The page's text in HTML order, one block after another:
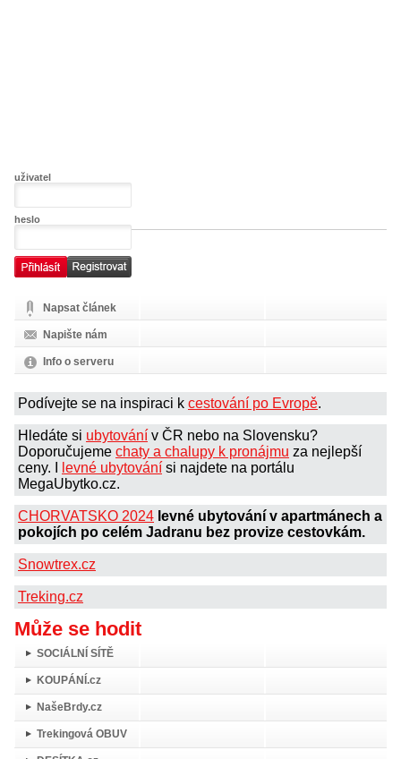
uživatel
heslo
Napsat článek
Napište nám
Info o serveru
Podívejte se na inspiraci k cestování po Evropě.
Hledáte si ubytování v ČR nebo na Slovensku?
Doporučujeme chaty a chalupy k pronájmu za nejlepší
ceny. I
levné ubytování si najdete na portálu
MegaUbytko.cz.
CHORVATSKO 2024 levné ubytování v apartmánech a
pokojích po celém Jadranu bez provize cestovkám.
Snowtrex.cz
Treking.cz
Může se hodit
SOCIÁLNÍ SÍTĚ
KOUPÁNÍ.cz
NašeBrdy.cz
Trekingová OBUV